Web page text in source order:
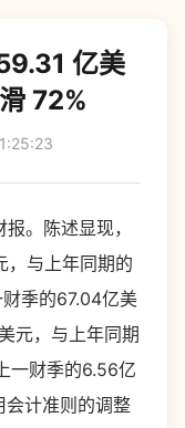
亿美
72%
。陈述显现，
，与上年同期的
季的67.04亿美
元，与上年同期
一财季的6.56亿
会计准则的调整